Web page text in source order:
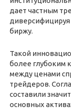
дает частным
диверсифицируя
биржу.
Такой
более глубоким
между ценами
трейдеров.
составили
основных